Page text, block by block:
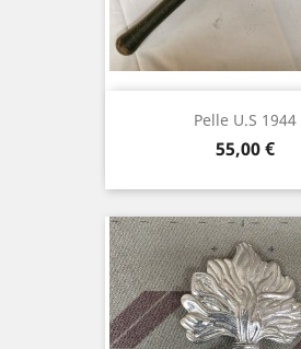
Pelle U.S 1944
Prix
55,00 €